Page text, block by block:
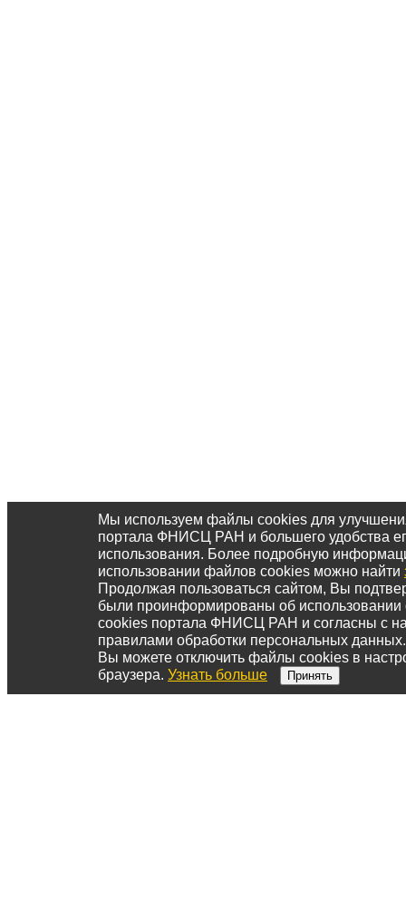
Мы используем файлы cookies для
портала ФНИСЦ РАН и большего удобства
использования. Более подробную
использовании файлов cookies можно найти
Продолжая пользоваться сайтом, Вы
были проинформированы об
cookies портала ФНИСЦ РАН и согласны с
правилами обработки персональных данных.
Вы можете отключить файлы cookies в
браузера. Узнать больше Принять